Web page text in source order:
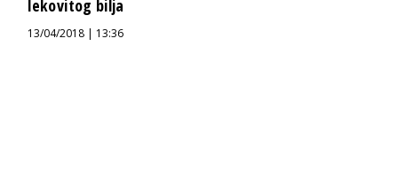
lekovitog bilja
13/04/2018 | 13:36